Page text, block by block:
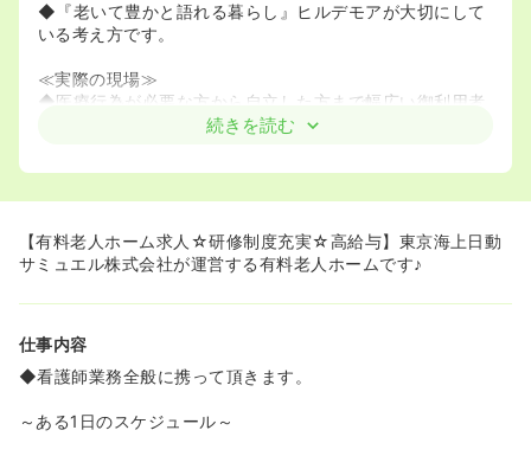
◆『老いて豊かと語れる暮らし』ヒルデモアが大切にして
いる考え方です。
≪実際の現場≫
◆医療行為が必要な方から自立した方まで幅広い御利用者
様がいらっしゃいます。看護の業務内容は決まっておら
◆スタッフ体制は、看護師様が日勤帯では2名ほど、夜勤
行為は2～3割、大半は御利用者様とのコミュニケーション
や、御利用者様の生活のお手伝いの時間となっておりま
◆夜勤帯は休憩1時間、仮眠1時間を取って頂けます。仮眠
≪研修制度≫
を学びます。その後は定期的な研修が実施されており、年
続きを読む
【有料老人ホーム求人☆研修制度充実☆高給与】東京海上日動
サミュエル株式会社が運営する有料老人ホームです♪
仕事内容
◆看護師業務全般に携って頂きます。
～ある1日のスケジュール～